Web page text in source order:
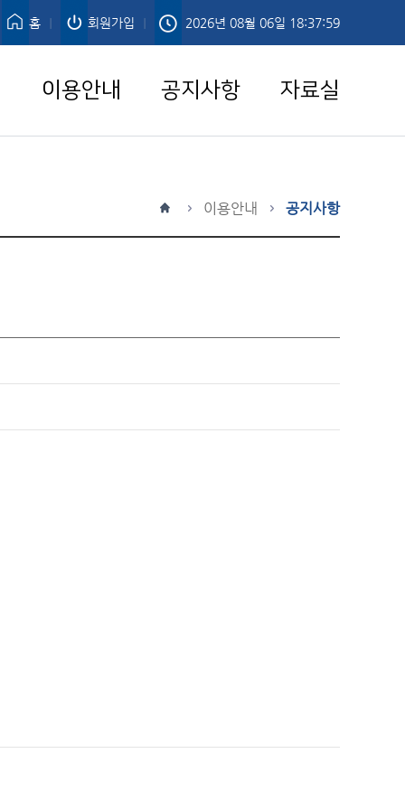
홈 회원가입 2026년 08월 06일 18:37:59
이용안내 공지사항 자료실
이용안내 공지사항